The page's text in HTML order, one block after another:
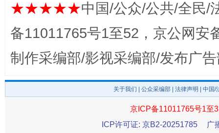
★★★★★中国/公众/公共/全民/
备11011765号1至52，京公网安
制作采编部/影视采编部/发布广
关于我们 公众采编部 法律声明 | 中国
京ICP备11011765号1至
ICP许可证: 京B2-20251785
广